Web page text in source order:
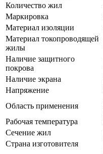
Количество жил
Маркировка
Материал изоляции
Материал токопроводящей
жилы
Наличие защитного
покрова
Наличие экрана
Напряжение
Область применения
Рабочая температура
Сечение жил
Страна изготовителя